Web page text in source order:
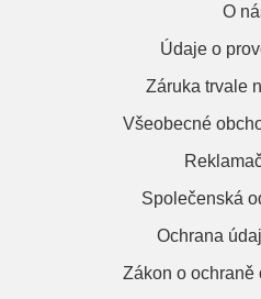
O
Údaje o
Záruka trvale
Všeobecné
Společenská
Ochrana
Zákon o ochraně